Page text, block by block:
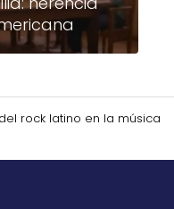
rock latino en la música